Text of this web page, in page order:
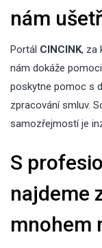
nám
Portál CINCINK, za
nám dokáže
poskytne pomoc s
zpracování smluv.
samozřejmostí je
S
najdeme
mnohem